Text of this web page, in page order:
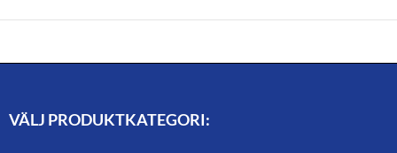
VÄLJ PRODUKTKATEGORI: